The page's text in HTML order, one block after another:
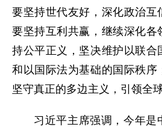
要坚持世代友好，深化政治互
要坚持互利共赢，继续深化各
持公平正义，坚决维护以联合
和以国际法为基础的国际秩序
坚守真正的多边主义，引领全
习近平主席强调，今年是